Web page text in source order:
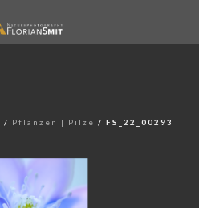
/ Pflanzen | Pilze / FS_22_00293